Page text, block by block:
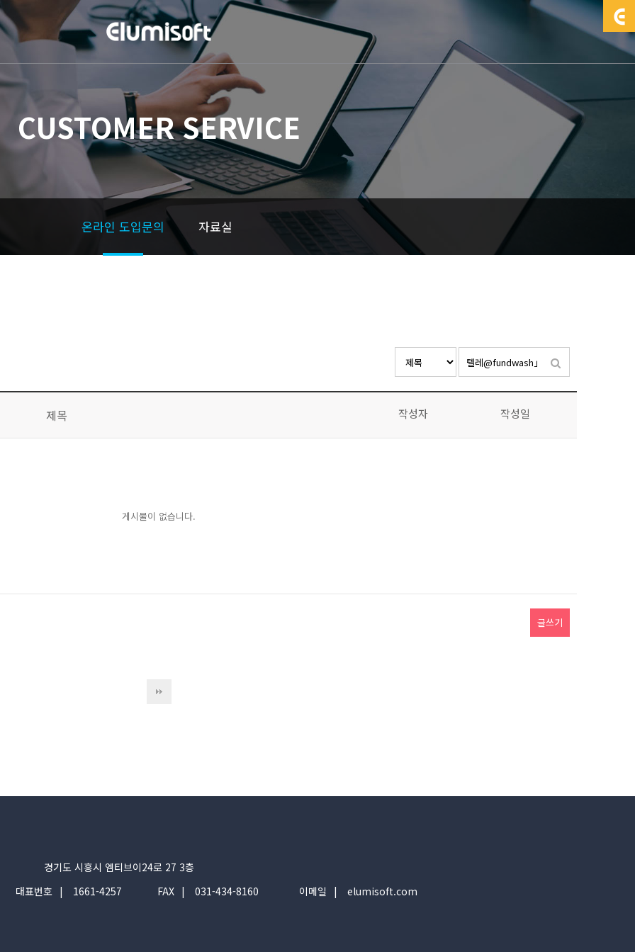
CUSTOMER SERVICE
온라인 도입문의 자료실
제목 작성자 작성일
게시물이 없습니다.
글쓰기
경기도 시흥시 엠티브이24로 27 3층
대표번호
1661-4257 FAX 031-434-8160 이메일 elumisoft.com